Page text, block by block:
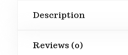
Description
Reviews (0)